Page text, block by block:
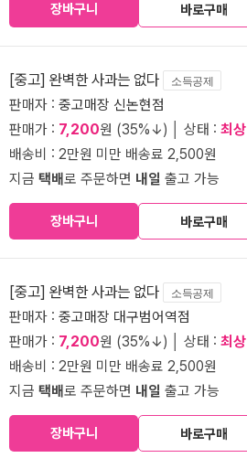
장바구니 바로구매
[중고] 완벽한 사과는 없다 소득공제
판매자 : 중고매장 신논현점
판매가 : 7,200원 (35%↓) │ 상태 : 최상
배송비 : 2만원 미만 배송료 2,500원
지금 택배로 주문하면 내일 출고 가능
장바구니 바로구매
[중고] 완벽한 사과는 없다 소득공제
판매자 : 중고매장 대구범어역점
판매가 : 7,200원 (35%↓) │ 상태 : 최상
배송비 : 2만원 미만 배송료 2,500원
지금 택배로 주문하면 내일 출고 가능
장바구니 바로구매